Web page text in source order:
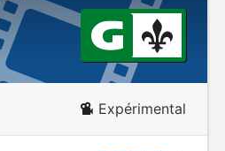
Expérimental